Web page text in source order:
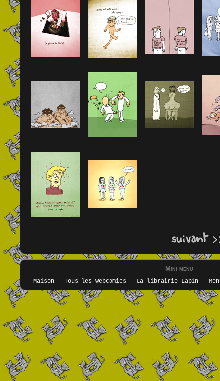
Mini menu
Maison- Tous les webcomics - La librairie Lapin-